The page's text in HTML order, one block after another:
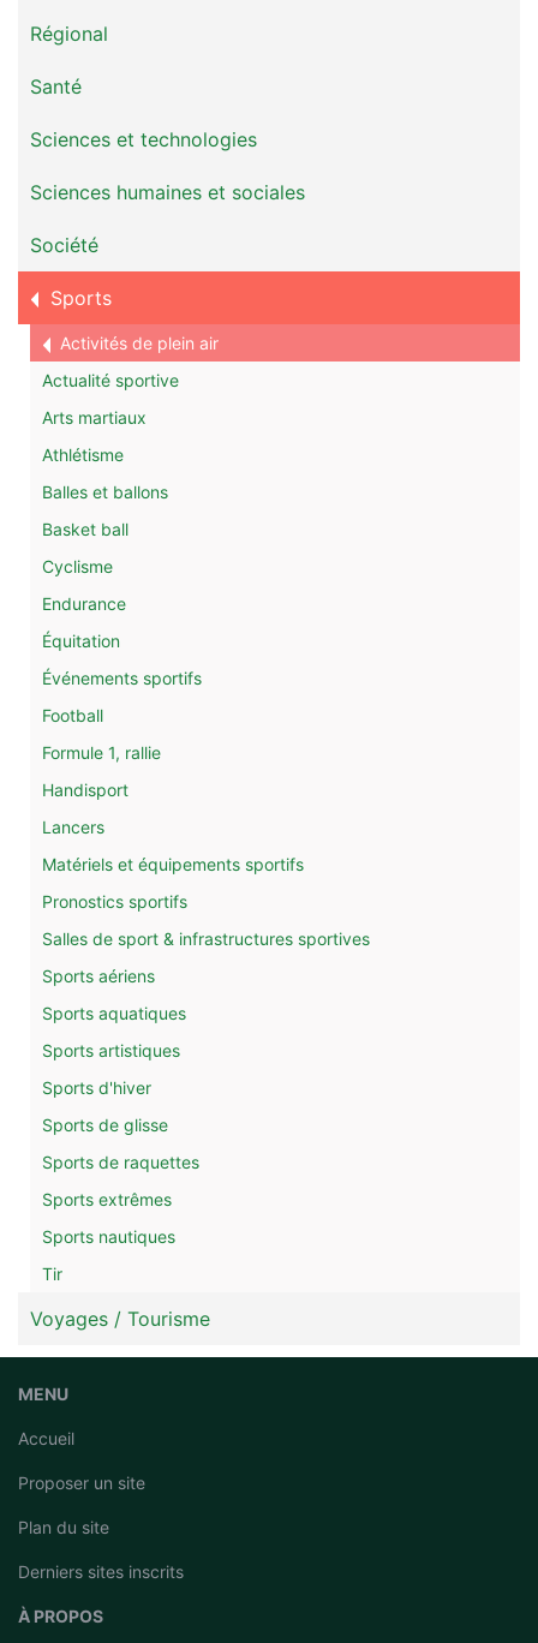
Régional
Santé
Sciences et technologies
Sciences humaines et sociales
Société
Sports
Activités de plein air
Actualité sportive
Arts martiaux
Athlétisme
Balles et ballons
Basket ball
Cyclisme
Endurance
Équitation
Événements sportifs
Football
Formule 1, rallie
Handisport
Lancers
Matériels et équipements sportifs
Pronostics sportifs
Salles de sport & infrastructures sportives
Sports aériens
Sports aquatiques
Sports artistiques
Sports d'hiver
Sports de glisse
Sports de raquettes
Sports extrêmes
Sports nautiques
Tir
Voyages / Tourisme
MENU
Accueil
Proposer un site
Plan du site
Derniers sites inscrits
À PROPOS